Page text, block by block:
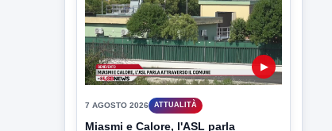
▶
7 AGOSTO 2026 ATTUALITÀ
Miasmi e Calore, l'ASL parla
attraverso il Comune
Nessuna nuova moria di pesci e nessuna
criticità igienico-sanitaria nel...